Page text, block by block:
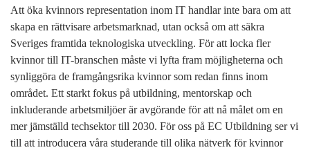
Att öka kvinnors representation inom IT handlar inte bara om att
skapa en rättvisare arbetsmarknad, utan också om att säkra
Sveriges framtida teknologiska utveckling. För att locka fler
kvinnor till IT-branschen måste vi lyfta fram möjligheterna och
synliggöra de framgångsrika kvinnor som redan finns inom
området. Ett starkt fokus på utbildning, mentorskap och
inkluderande arbetsmiljöer är avgörande för att nå målet om en
mer jämställd techsektor till 2030. För oss på EC Utbildning ser vi
till att introducera våra studerande till olika nätverk för kvinnor